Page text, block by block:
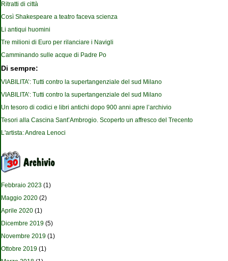
Ritratti di città
Così Shakespeare a teatro faceva scienza
Li antiqui huomini
Tre milioni di Euro per rilanciare i Navigli
Camminando sulle acque di Padre Po
Di sempre:
VIABILITA’: Tutti contro la supertangenziale del sud Milano
VIABILITA’: Tutti contro la supertangenziale del sud Milano
Un tesoro di codici e libri antichi dopo 900 anni apre l’archivio
Tesori alla Cascina Sant’Ambrogio. Scoperto un affresco del Trecento
L'artista: Andrea Lenoci
Febbraio 2023 (1)
Maggio 2020 (2)
Aprile 2020 (1)
Dicembre 2019 (5)
Novembre 2019 (1)
Ottobre 2019 (1)